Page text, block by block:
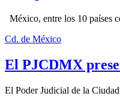
México, entre los 10 países
Cd. de México
El PJCDMX
El Poder Judicial de la